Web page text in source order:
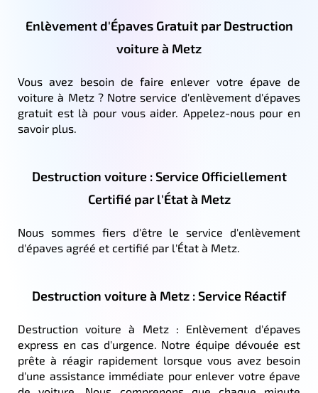
Enlèvement d'Épaves Gratuit par Destruction
voiture à Metz
Vous avez besoin de faire enlever votre épave de
voiture à Metz ? Notre service d'enlèvement d'épaves
gratuit est là pour vous aider. Appelez-nous pour en
savoir plus.
Destruction voiture : Service Officiellement
Certifié par l'État à Metz
Nous sommes fiers d'être le service d'enlèvement
d'épaves agréé et certifié par l'État à Metz.
Destruction voiture à Metz : Service Réactif
Destruction voiture à Metz : Enlèvement d'épaves
express en cas d'urgence. Notre équipe dévouée est
prête à réagir rapidement lorsque vous avez besoin
d'une assistance immédiate pour enlever votre épave